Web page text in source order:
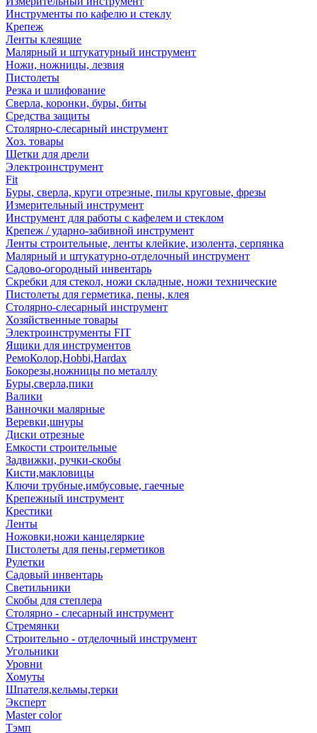
Инструменты по кафелю и стеклу
Крепеж
Ленты клеящие
Малярный и штукатурный инструмент
Ножи, ножницы, лезвия
Пистолеты
Резка и шлифование
Сверла, коронки, буры, биты
Средства защиты
Столярно-слесарный инструмент
Хоз. товары
Щетки для дрели
Электроинструмент
Fit
Буры, сверла, круги отрезные, пилы круговые, фрезы
Измерительный инструмент
Инструмент для работы с кафелем и стеклом
Крепеж / ударно-забивной инструмент
Ленты строительные, ленты клейкие, изолента, серпянка
Малярный и штукатурно-отделочный инструмент
Садово-огородный инвентарь
Скребки для стекол, ножи складные, ножи технические
Пистолеты для герметика, пены, клея
Столярно-слесарный инструмент
Хозяйственные товары
Электроинструменты FIT
Ящики для инструментов
РемоКолор,Hobbi,Hardax
Бокорезы,ножницы по металлу
Буры,сверла,пики
Валики
Ванночки малярные
Веревки,шнуры
Диски отрезные
Емкости строительные
Задвижки, ручки-скобы
Кисти,макловицы
Ключи трубные,имбусовые, гаечные
Крепежный инструмент
Крестики
Ленты
Ножовки,ножи канцеляркие
Пистолеты для пены,герметиков
Рулетки
Садовый инвентарь
Светильники
Скобы для степлера
Столярно - слесарный инструмент
Стремянки
Строительно - отделочный инструмент
Угольники
Уровни
Хомуты
Шпателя,кельмы,терки
Эксперт
Master color
Тэмп